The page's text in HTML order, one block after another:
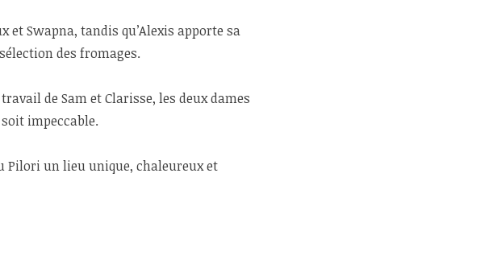
et Swapna, tandis qu’Alexis apporte sa
des fromages.
de Sam et Clarisse, les deux dames
impeccable.
Pilori un lieu unique, chaleureux et